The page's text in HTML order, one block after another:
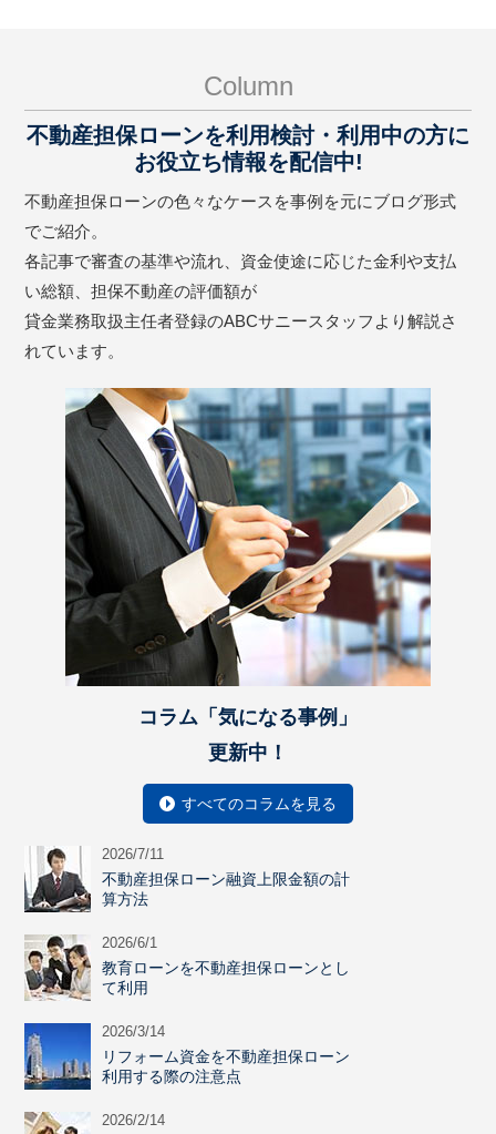
Column
不動産担保ローンを利用検討・利用中の方に
お役立ち情報を配信中!
不動産担保ローンの色々なケースを事例を元にブログ形式
でご紹介。
各記事で審査の基準や流れ、資金使途に応じた金利や支払
い総額、担保不動産の評価額が
貸金業務取扱主任者登録のABCサニースタッフより解説さ
れています。
コラム「気になる事例」
更新中！
すべてのコラムを見る
2026/7/11
不動産担保ローン融資上限金額の計
算方法
2026/6/1
教育ローンを不動産担保ローンとし
て利用
2026/3/14
リフォーム資金を不動産担保ローン
利用する際の注意点
2026/2/14